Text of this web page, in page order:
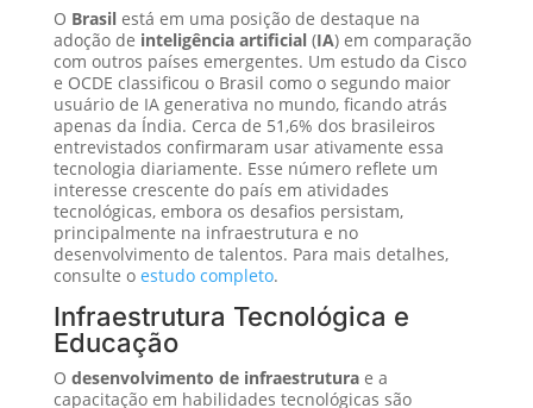
O Brasilestá em uma posição de destaque na
adoção de inteligência artificial(IA) em comparação
com outros países emergentes. Um estudo da Cisco
e OCDE classificou o Brasil como o segundo maior
usuário de IA generativa no mundo, ficando atrás
apenas da Índia. Cerca de 51,6% dos brasileiros
entrevistados confirmaram usar ativamente essa
tecnologia diariamente. Esse número reflete um
interesse crescente do país em atividades
tecnológicas, embora os desafios persistam,
principalmente na infraestrutura e no
desenvolvimento de talentos. Para mais detalhes,
consulte o estudo completo.
Infraestrutura Tecnológica e
Educação
O desenvolvimento de infraestruturae a
capacitação em habilidades tecnológicas são